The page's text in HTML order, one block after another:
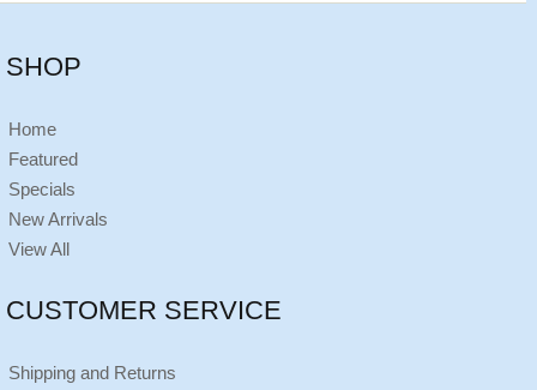
SHOP
Home
Featured
Specials
New Arrivals
View All
CUSTOMER SERVICE
Shipping and Returns